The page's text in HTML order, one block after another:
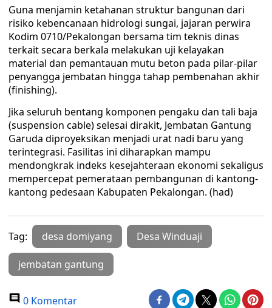
Guna menjamin ketahanan struktur bangunan dari
risiko kebencanaan hidrologi sungai, jajaran perwira
Kodim 0710/Pekalongan bersama tim teknis dinas
terkait secara berkala melakukan uji kelayakan
material dan pemantauan mutu beton pada pilar-pilar
penyangga jembatan hingga tahap pembenahan akhir
(finishing).
Jika seluruh bentang komponen pengaku dan tali baja
(suspension cable) selesai dirakit, Jembatan Gantung
Garuda diproyeksikan menjadi urat nadi baru yang
terintegrasi. Fasilitas ini diharapkan mampu
mendongkrak indeks kesejahteraan ekonomi sekaligus
mempercepat pemerataan pembangunan di kantong-
kantong pedesaan Kabupaten Pekalongan. (had)
Tag: desa domiyang Desa Winduaji
jembatan gantung
0 Komentar